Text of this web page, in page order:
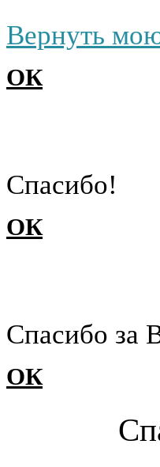
Вернуть
ОК
Cпасибо!
ОК
Cпасибо за
ОК